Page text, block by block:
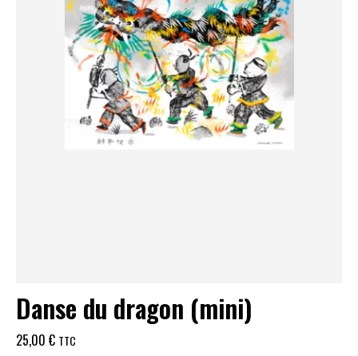
Danse du dragon (mini)
25,00 € TTC